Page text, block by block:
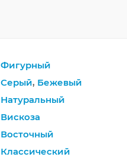
Фигурный
Серый, Бежевый
Натуральный
Вискоза
Восточный
Классический